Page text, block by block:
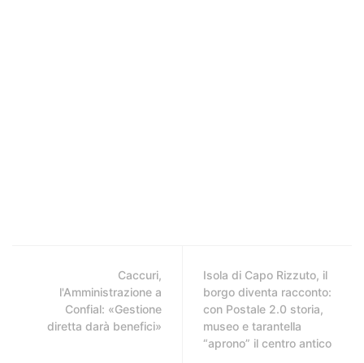
Caccuri,
l'Amministrazione a
Confial: «Gestione
diretta darà benefici»
Isola di Capo Rizzuto, il
borgo diventa racconto:
con Postale 2.0 storia,
museo e tarantella
“aprono” il centro antico